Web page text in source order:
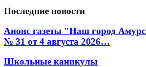
Последние новости
Анонс газеты "Наш город
№ 31 от 4 августа 2026…
Школьные каникулы